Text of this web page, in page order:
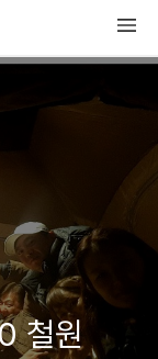
철원